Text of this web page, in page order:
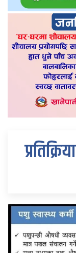
प्रतिक्रिया